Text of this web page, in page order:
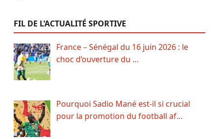
FIL DE L’ACTUALITÉ SPORTIVE
France – Sénégal du 16 juin 2026 : le
choc d’ouverture du …
Pourquoi Sadio Mané est-il si crucial
pour la promotion du football af…